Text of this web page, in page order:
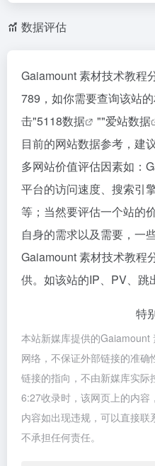
数据评估
Gaiamount 素材技术教程
789，如你需要查询该站
击"5118数据 ""爱站数据
目前的网站数据参考，建
多网站价值评估因素如：
平台的访问速度、搜索引
等；当然要评估一个站的
自身的需求以及需要，一
Gaiamount 素材技术教程
供。如该站的IP、PV、跳
特
本站新媒库提供的Gaiamount
网络，不保证外部链接的准
链接的指向，不由新媒库实
6:27收录时，该网页上的内容
内容如出现违规，可以直接
不承担任何责任。